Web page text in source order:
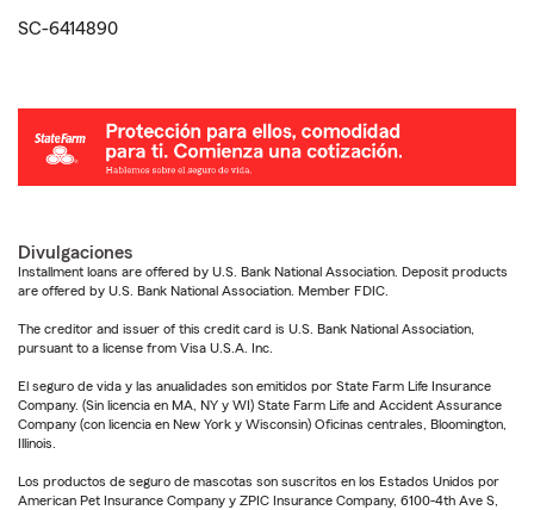
SC-6414890
Divulgaciones
Installment loans are offered by U.S. Bank National Association. Deposit products
are offered by U.S. Bank National Association. Member FDIC.
The creditor and issuer of this credit card is U.S. Bank National Association,
pursuant to a license from Visa U.S.A. Inc.
El seguro de vida y las anualidades son emitidos por State Farm Life Insurance
Company. (Sin licencia en MA, NY y WI) State Farm Life and Accident Assurance
Company (con licencia en New York y Wisconsin) Oficinas centrales, Bloomington,
Illinois.
Los productos de seguro de mascotas son suscritos en los Estados Unidos por
American Pet Insurance Company y ZPIC Insurance Company, 6100-4th Ave S,